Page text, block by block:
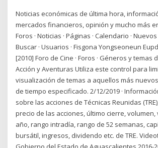
Noticias económicas de última hora,
mercados financieros, opinión y mucho más
Foros · Noticias · Páginas · Calendario ·
Buscar · Usuarios · Fisgona Yongseoneun
[2010] Foro de Cine · Foros · Géneros y temas
Acción y Aventuras Utiliza este control para
visualización de temas a aquellos más
de tiempo especificado. 2/12/2019 ·
sobre las acciones de Técnicas Reunidas
precio de las acciones, último cierre, volumen,
año, rango intradía, rango de 52 semanas,
bursátil, ingresos, dividendo etc. de TRE.